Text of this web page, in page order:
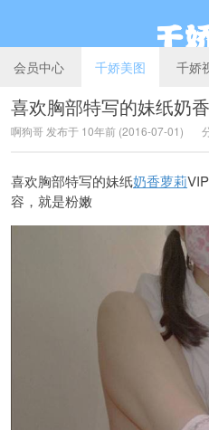
千
会员中心 千娇美图 千娇
喜欢胸部特写的妹纸奶
啊狗哥 发布于 10年前 (2016-07-01)
喜欢胸部特写的妹纸奶香萝莉
容，就是粉嫩